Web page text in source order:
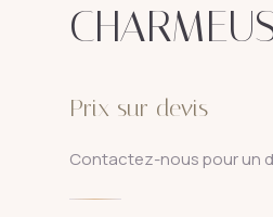
Prix sur devis
Contactez-nous pour un